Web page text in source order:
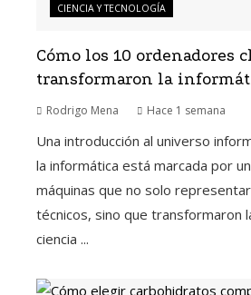
CIENCIA Y TECNOLOGÍA
Cómo los 10 ordenadores
transformaron la
Rodrigo Mena Hace 1 semana
Una introducción al universo
la informática está marcada por
máquinas que no solo
técnicos, sino que transformaron
ciencia ...